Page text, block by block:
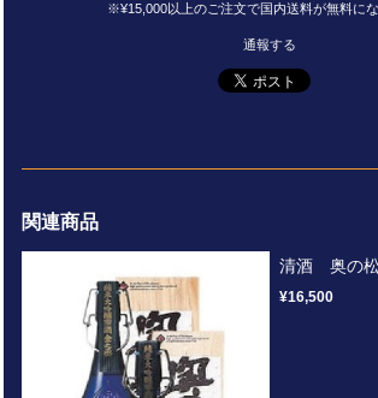
※¥15,000以上のご注文で国内送料が無料にな
通報する
関連商品
清酒 奥の
¥16,500